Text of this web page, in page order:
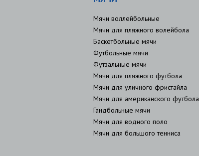
Мячи воллейбольные
Мячи для пляжного волейбола
Баскетбольные мячи
Футбольные мячи
Футзальные мячи
Мячи для пляжного футбола
Мячи для уличного фристайла
Мячи для американского футбола
Гандбольные мячи
Мячи для водного поло
Мячи для большого тенниса